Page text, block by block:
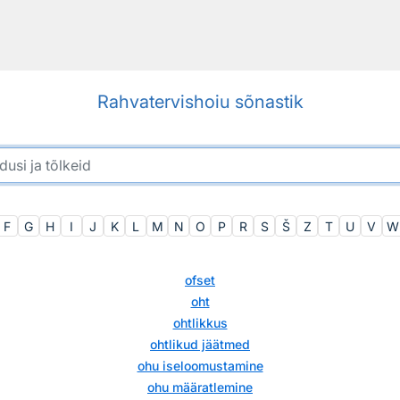
Rahvatervishoiu sõnastik
F G H I J K L M N O P R S Š Z T U V W
ofset
oht
ohtlikkus
ohtlikud jäätmed
ohu iseloomustamine
ohu määratlemine